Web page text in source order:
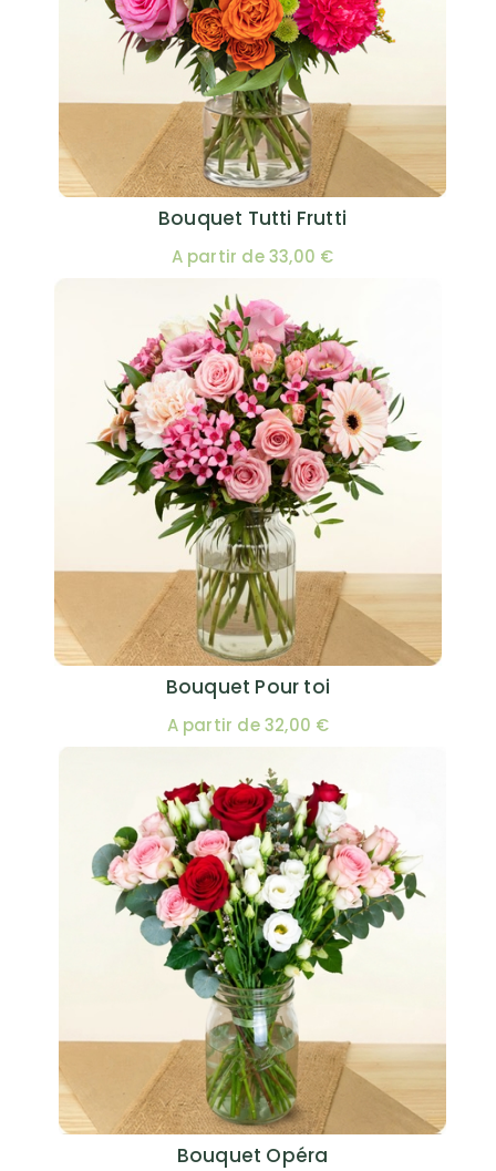
Bouquet Tutti Frutti
A partir de 33,00 €
Bouquet Pour toi
A partir de 32,00 €
Bouquet Opéra